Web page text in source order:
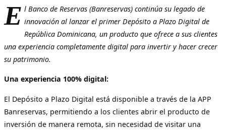
E l Banco de Reservas (Banreservas) continúa su legado de
innovación al lanzar el primer Depósito a Plazo Digital de
República Dominicana, un producto que ofrece a sus clientes
una experiencia completamente digital para invertir y hacer crecer
su patrimonio.
Una experiencia 100% digital:
El Depósito a Plazo Digital está disponible a través de la APP
Banreservas, permitiendo a los clientes abrir el producto de
inversión de manera remota, sin necesidad de visitar una